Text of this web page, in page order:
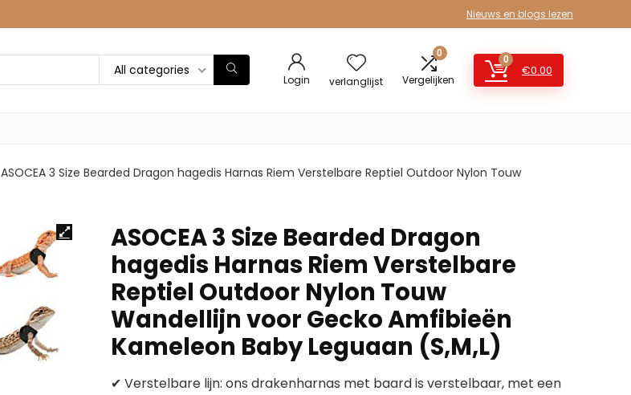
Nieuws en blogs lezen
All categories
Login verlanglijst
0
Vergelijken
0
€0.00
ASOCEA 3 Size Bearded Dragon hagedis Harnas Riem Verstelbare Reptiel Outdoor Nylon Touw
ASOCEA 3 Size Bearded Dragon
hagedis Harnas Riem Verstelbare
Reptiel Outdoor Nylon Touw
Wandellijn voor Gecko Amfibieën
Kameleon Baby Leguaan (S,M,L)
✔ Verstelbare lijn: ons drakenharnas met baard is verstelbaar, met een